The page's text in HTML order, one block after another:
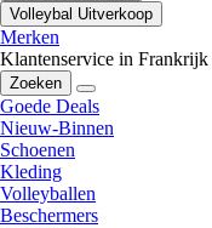
Volleybal Uitverkoop
Merken
Klantenservice in Frankrijk
Zoeken
Goede Deals
Nieuw-Binnen
Schoenen
Kleding
Volleyballen
Beschermers